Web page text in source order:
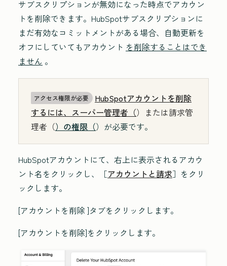
サブスクリプションが無効になった時点でアカウン
トを削除できます。 HubSpotサブスクリプションに
まだ有効なコミットメントがある場合、自動更新を
オフにしていてもアカウント を削除することはでき
ません 。
アクセス権限が必要
HubSpotアカウントを削除
するには、スーパー管理者（）または請求管
理者（）の権限（）が必要です。
HubSpotアカウントにて、右上に表示されるアカウ
ント名をクリックし、［アカウントと請求］をクリ
ックします。
[アカウントを削除]タブをクリックします。
[アカウントを削除]をクリックします。